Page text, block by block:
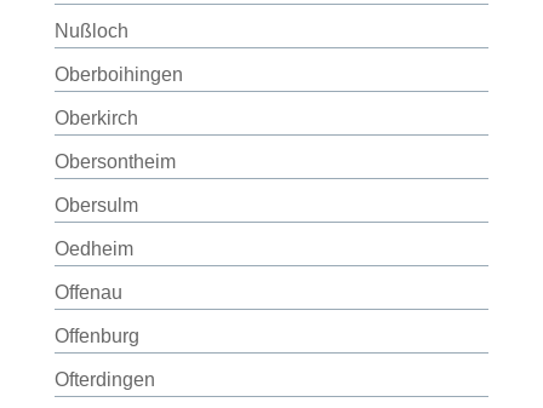
Nußloch
Oberboihingen
Oberkirch
Obersontheim
Obersulm
Oedheim
Offenau
Offenburg
Ofterdingen